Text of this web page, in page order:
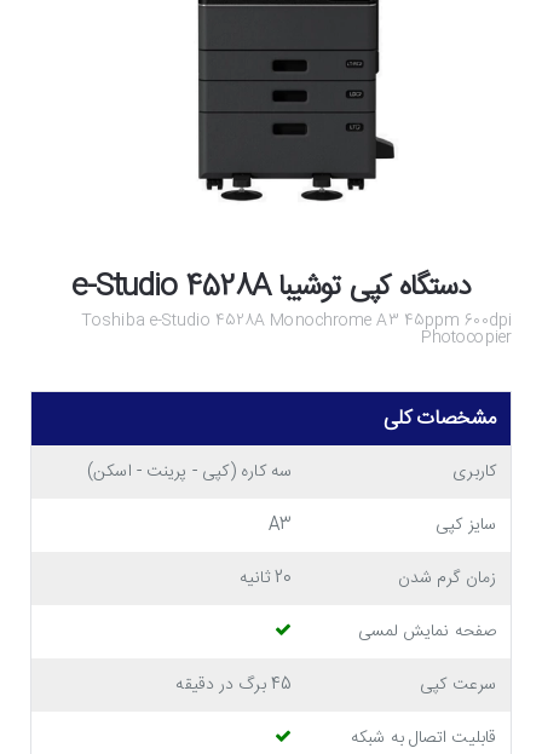
دستگاه کپی توشیبا e-Studio 4528A
Toshiba e-Studio 4528A Monochrome A3 45ppm 600dpi
Photocopier
مشخصات کلی
کاربری
سه کاره (کپی - پرینت - اسکن)
سایز کپی
A3
زمان گرم شدن
20 ثانیه
صفحه نمایش لمسی
سرعت کپی
45 برگ در دقیقه
قابلیت اتصال به شبکه